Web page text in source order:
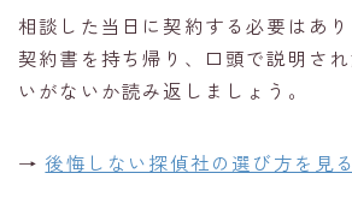
相談した当日に契約する必要はあ
契約書を持ち帰り、口頭で説明さ
いがないか読み返しましょう。
→ 後悔しない探偵社の選び方を見る